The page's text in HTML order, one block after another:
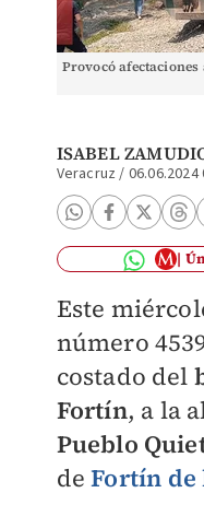
Provocó
ISABEL
Veracruz / 06.06.2024
Este
número
costado del
Fortín, a la
Pueblo
deFortín de